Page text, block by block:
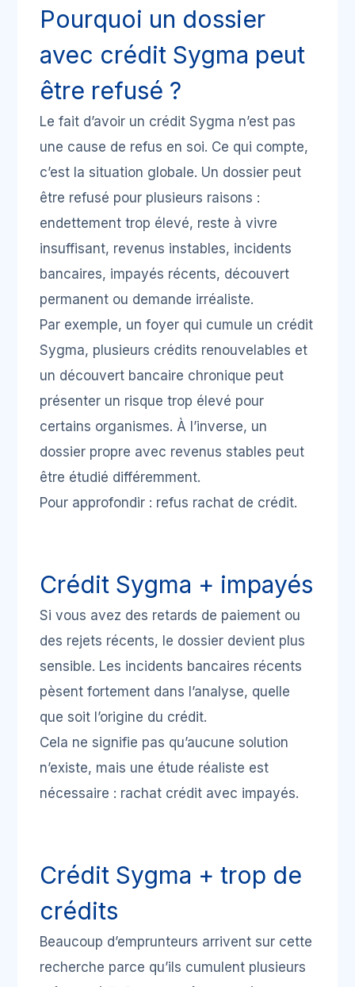
Pourquoi un dossier
avec crédit Sygma peut
être refusé ?
Le fait d’avoir un crédit Sygma n’est pas
une cause de refus en soi. Ce qui compte,
c’est la situation globale. Un dossier peut
être refusé pour plusieurs raisons :
endettement trop élevé, reste à vivre
insuffisant, revenus instables, incidents
bancaires, impayés récents, découvert
permanent ou demande irréaliste.
Par exemple, un foyer qui cumule un crédit
Sygma, plusieurs crédits renouvelables et
un découvert bancaire chronique peut
présenter un risque trop élevé pour
certains organismes. À l’inverse, un
dossier propre avec revenus stables peut
être étudié différemment.
Pour approfondir : refus rachat de crédit.
Crédit Sygma + impayés
Si vous avez des retards de paiement ou
des rejets récents, le dossier devient plus
sensible. Les incidents bancaires récents
pèsent fortement dans l’analyse, quelle
que soit l’origine du crédit.
Cela ne signifie pas qu’aucune solution
n’existe, mais une étude réaliste est
nécessaire : rachat crédit avec impayés.
Crédit Sygma + trop de
crédits
Beaucoup d’emprunteurs arrivent sur cette
recherche parce qu’ils cumulent plusieurs